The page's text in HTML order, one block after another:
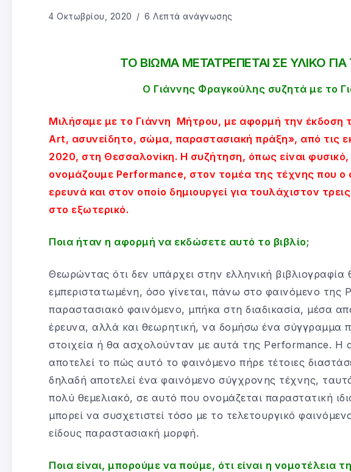
4 Οκτωβρίου, 2020 6 Λεπτά ανάγνωσης
ΤΟ ΒΙΩΜΑ ΜΕΤΑΤΡΕΠΕΤΑΙ ΣΕ ΥΛΙΚΟ
Ο Γιάννης Φραγκούλης συζητά με το
Μιλήσαμε με το Γιάννη Μήτρου, με αφορμή την έκδοση
Art, ασυνείδητο, σώμα, παραστασιακή πράξη», από τις
2020, στη Θεσσαλονίκη. Η συζήτηση, όπως είναι
ονομάζουμε Performance, στον τομέα της τέχνης που ο
ερευνά και στον οποίο δημιουργεί για τουλάχιστον
στο εξωτερικό.
Ποια ήταν η αφορμή να εκδώσετε αυτό το βιβλίο;
Θεωρώντας ότι δεν υπάρχει στην ελληνική βιβλιογραφία
εμπεριστατωμένη, όσο γίνεται, πάνω στο φαινόμενο της
παραστασιακό φαινόμενο, μπήκα στη διαδικασία, μέσα
έρευνα, αλλά και θεωρητική, να δομήσω ένα σύγγραμμα
στοιχεία ή θα ασχολούνταν με αυτά της Performance. Η
αποτελεί το πώς αυτό το φαινόμενο πήρε τέτοιες
δηλαδή αποτελεί ένα φαινόμενο σύγχρονης τέχνης,
πολύ θεμελιακό, σε αυτό που ονομάζεται παραστατική
μπορεί να συσχετιστεί τόσο με το τελετουργικό
είδους παραστασιακή μορφή.
Ποια είναι, μπορούμε να πούμε, ότι είναι η νομοτέλεια